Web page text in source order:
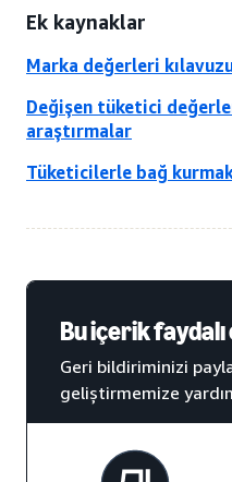
Ek kaynaklar
Marka değerleri
Değişen tüketici
araştırmalar
Tüketicilerle bağ
Bu içerik
Geri bildiriminizi
geliştirmemize